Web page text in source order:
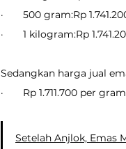
·       500 gram:Rp
·       1 kilogram:Rp
Sedangkan harga jual
·       Rp 1.711.700 per gram
Setelah Anjlok, Emas